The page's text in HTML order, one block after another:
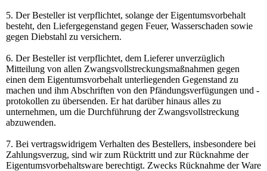
5. Der Besteller ist verpflichtet, solange der Eigentumsvorbehalt
besteht, den Liefergegenstand gegen Feuer, Wasserschaden sowie
gegen Diebstahl zu versichern.
6. Der Besteller ist verpflichtet, dem Lieferer unverzüglich
Mitteilung von allen Zwangsvollstreckungsmaßnahmen gegen
einen dem Eigentumsvorbehalt unterliegenden Gegenstand zu
machen und ihm Abschriften von den Pfändungsverfügungen und -
protokollen zu übersenden. Er hat darüber hinaus alles zu
unternehmen, um die Durchführung der Zwangsvollstreckung
abzuwenden.
7. Bei vertragswidrigem Verhalten des Bestellers, insbesondere bei
Zahlungsverzug, sind wir zum Rücktritt und zur Rücknahme der
Eigentumsvorbehaltsware berechtigt. Zwecks Rücknahme der Ware